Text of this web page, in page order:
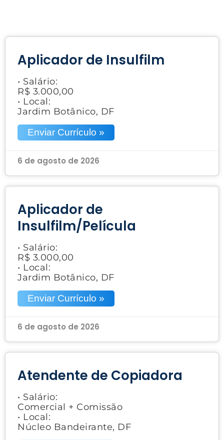
Aplicador de Insulfilm
• Salário:
R$ 3.000,00
• Local:
Jardim Botânico, DF
Enviar Currículo »
6 de agosto de 2026
Aplicador de
Insulfilm/Película
• Salário:
R$ 3.000,00
• Local:
Jardim Botânico, DF
Enviar Currículo »
6 de agosto de 2026
Atendente de Copiadora
• Salário:
Comercial + Comissão
• Local:
Núcleo Bandeirante, DF